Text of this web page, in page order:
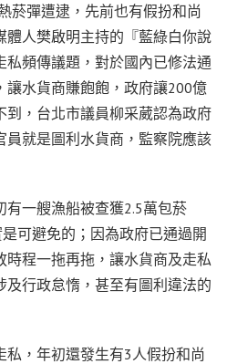
菸彈遭逮，先前也有假扮和尚
體人樊啟明主持的『藍綠白你說
頻傳議題，對於國內已修法通
讓水貨商賺飽飽，政府讓200億
到，台北市議員柳采葳認為政府
員就是圖利水貨商，監察院應該
有一艘漁船被查獲2.5萬包菸
可避免的；因為政府已通過開
程一拖再拖，讓水貨商及走私
及行政怠惰，甚至有圖利違法的
，年初還發生有3人假扮和尚